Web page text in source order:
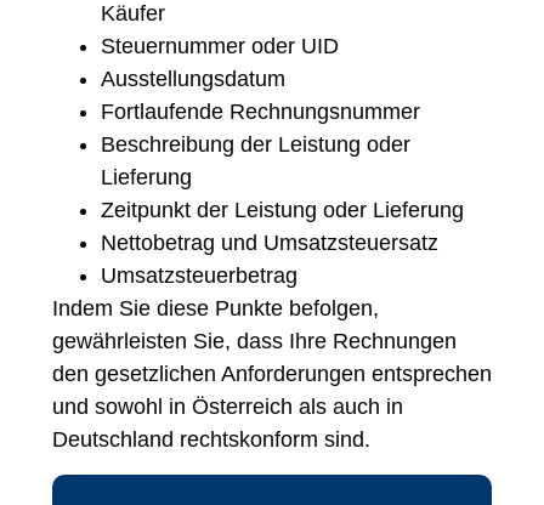
Käufer
Steuernummer oder UID
Ausstellungsdatum
Fortlaufende Rechnungsnummer
Beschreibung der Leistung oder
Lieferung
Zeitpunkt der Leistung oder Lieferung
Nettobetrag und Umsatzsteuersatz
Umsatzsteuerbetrag
Indem Sie diese Punkte befolgen,
gewährleisten Sie, dass Ihre Rechnungen
den gesetzlichen Anforderungen entsprechen
und sowohl in Österreich als auch in
Deutschland rechtskonform sind.